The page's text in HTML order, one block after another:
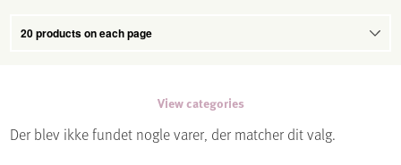
View categories
Der blev ikke fundet nogle varer, der matcher dit valg.